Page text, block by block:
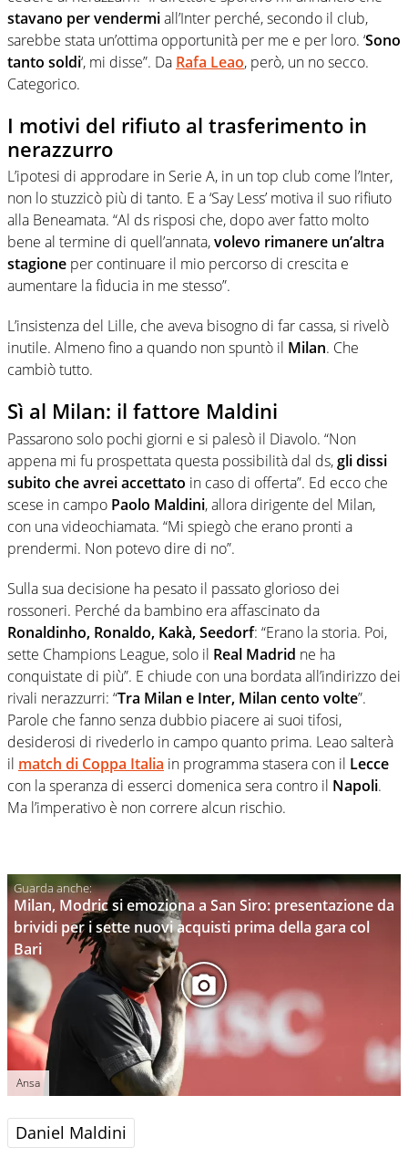
stavano per vendermiall’Inter perché, secondo il club,
sarebbe stata un’ottima opportunità per me e per loro. ‘Sono
tanto soldi‘, mi disse”. Da Rafa Leao, però, un no secco.
Categorico.
I motivi del rifiuto al trasferimento in
nerazzurro
L’ipotesi di approdare in Serie A, in un top club come l’Inter,
non lo stuzzicò più di tanto. E a ‘Say Less’ motiva il suo rifiuto
alla Beneamata. “Al ds risposi che, dopo aver fatto molto
bene al termine di quell’annata,volevo rimanere un’altra
stagione per continuare il mio percorso di crescita e
aumentare la fiducia in me stesso”.
L’insistenza del Lille, che aveva bisogno di far cassa, si rivelò
inutile. Almeno fino a quando non spuntò il Milan. Che
cambiò tutto.
Sì al Milan: il fattore Maldini
Passarono solo pochi giorni e si palesò il Diavolo. “Non
appena mi fu prospettata questa possibilità dal ds,gli dissi
subito che avrei accettato in caso di offerta”. Ed ecco che
scese in campo Paolo Maldini, allora dirigente del Milan,
con una videochiamata. “Mi spiegò che erano pronti a
prendermi. Non potevo dire di no”.
Sulla sua decisione ha pesato il passato glorioso dei
rossoneri. Perché da bambino era affascinato da
Ronaldinho, Ronaldo, Kakà, Seedorf: “Erano la storia. Poi,
sette Champions League, solo il Real Madrid ne ha
conquistate di più”. E chiude con una bordata all’indirizzo dei
rivali nerazzurri: “Tra Milan e Inter, Milan cento volte”.
Parole che fanno senza dubbio piacere ai suoi tifosi,
desiderosi di rivederlo in campo quanto prima. Leao salterà
il match di Coppa Italia in programma stasera con il Lecce
con la speranza di esserci domenica sera contro il Napoli.
Ma l’imperativo è non correre alcun rischio.
Milan, Modric si emoziona a San Siro: presentazione da
brividi per i sette nuovi acquisti prima della gara col
Bari
Ansa
Daniel Maldini